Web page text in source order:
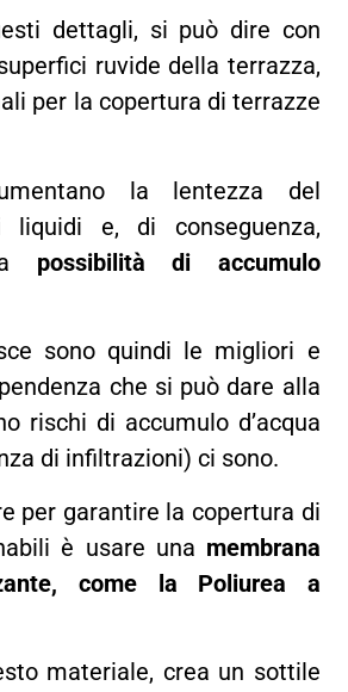
dettagli, si può dire con
ruvide della terrazza,
per la copertura di terrazze
la lentezza del
liquidi e, di conseguenza,
possibilità di accumulo
sono quindi le migliori e
che si può dare alla
rischi di accumulo d’acqua
di infiltrazioni) ci sono.
per garantire la copertura di
è usare una membrana
come la Poliurea a
materiale, crea un sottile